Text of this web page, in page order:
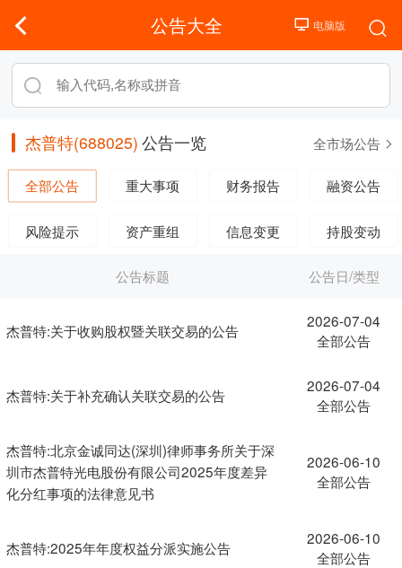
公告大全
杰普特(688025) 公告一览 全市场公告
全部公告 重大事项 财务报告 融资公告
风险提示 资产重组 信息变更 持股变动
公告标题 公告日/类型
杰普特:关于收购股权暨关联交易的公告
2026-07-04
全部公告
杰普特:关于补充确认关联交易的公告
2026-07-04
全部公告
杰普特:北京金诚同达(深圳)律师事务所关于深
圳市杰普特光电股份有限公司2025年度差异
化分红事项的法律意见书
2026-06-10
全部公告
杰普特:2025年年度权益分派实施公告
2026-06-10
全部公告